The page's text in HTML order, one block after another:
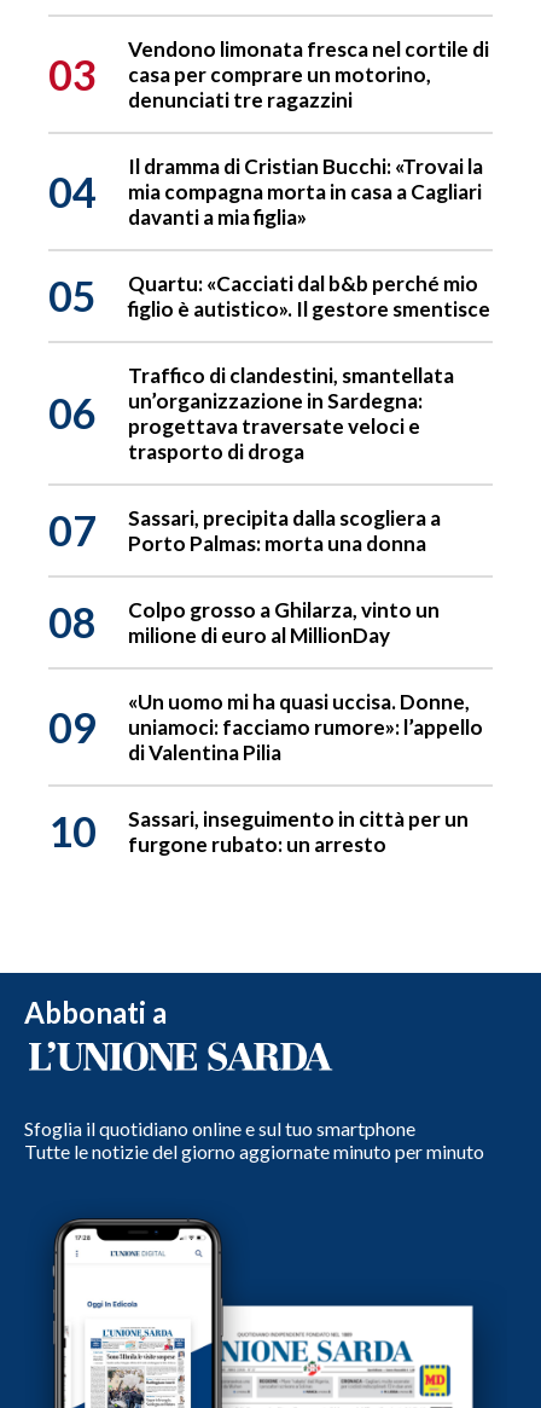
03
Vendono limonata fresca nel cortile di
casa per comprare un motorino,
denunciati tre ragazzini
04
Il dramma di Cristian Bucchi: «Trovai la
mia compagna morta in casa a Cagliari
davanti a mia figlia»
05
Quartu: «Cacciati dal b&b perché mio
figlio è autistico». Il gestore smentisce
06
Traffico di clandestini, smantellata
un’organizzazione in Sardegna:
progettava traversate veloci e
trasporto di droga
07
Sassari, precipita dalla scogliera a
Porto Palmas: morta una donna
08
Colpo grosso a Ghilarza, vinto un
milione di euro al MillionDay
09
«Un uomo mi ha quasi uccisa. Donne,
uniamoci: facciamo rumore»: l’appello
di Valentina Pilia
10
Sassari, inseguimento in città per un
furgone rubato: un arresto
Abbonati a
Sfoglia il quotidiano online e sul tuo smartphone
Tutte le notizie del giorno aggiornate minuto per minuto